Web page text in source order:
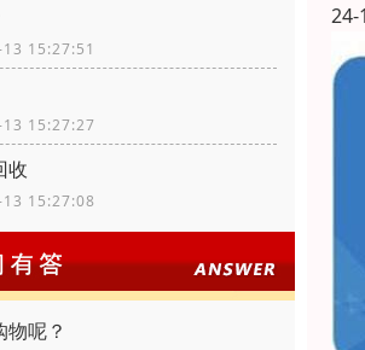
15:27:51
15:27:27
收
15:27:08
呢？
24-